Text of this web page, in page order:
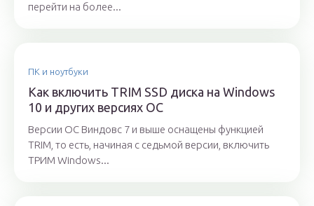
перейти на более...
ПК и ноутбуки
Как включить TRIM SSD диска на Windows
10 и других версиях ОС
Версии ОС Виндовс 7 и выше оснащены функцией
TRIM, то есть, начиная с седьмой версии, включить
ТРИМ Windows...